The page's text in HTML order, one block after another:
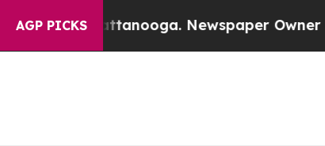
AGP PICKSNewspaper Owner Calls the